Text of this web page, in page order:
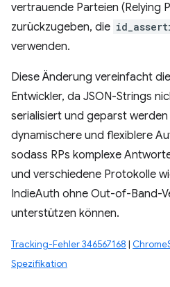
vertrauende Parteien (Relying
zurückzugeben, die
verwenden.
Diese Änderung vereinfacht
Entwickler, da JSON-Strings
serialisiert und geparst
dynamischere und flexiblere
sodass RPs komplexe
und verschiedene Protokolle
IndieAuth ohne Out-of-Band-
unterstützen können.
Tracking-Fehler 346567168 |
Spezifikation